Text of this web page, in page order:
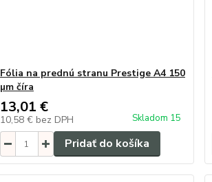
Fólia na prednú stranu Prestige A4 150
µm číra
13,01 €
10,58 € bez DPH Skladom 15
Pridať do košíka